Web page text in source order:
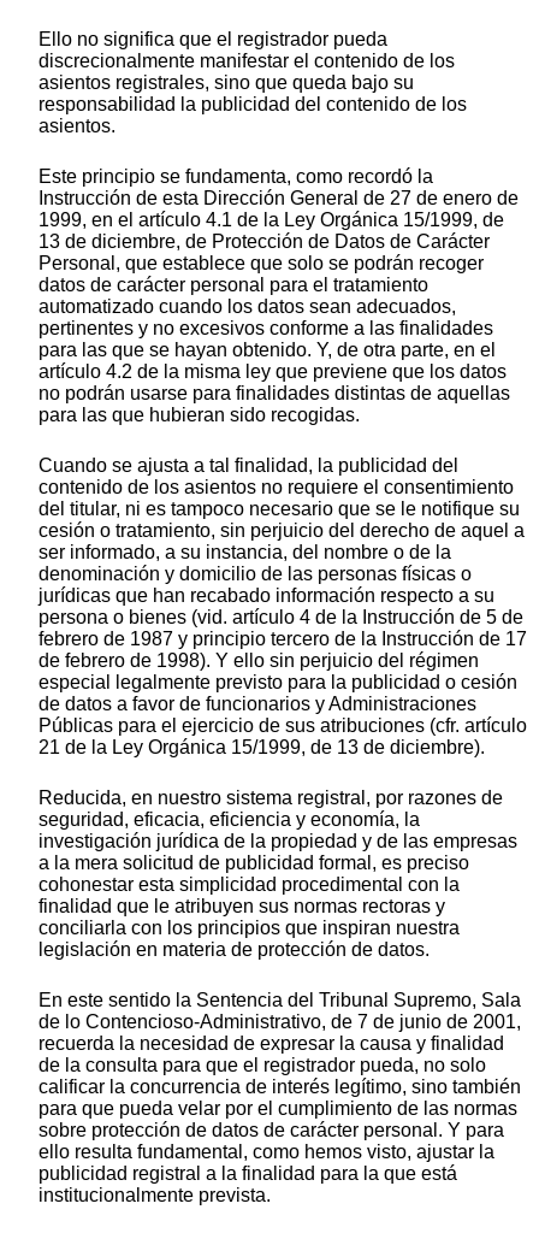
Ello no significa que el registrador pueda
discrecionalmente manifestar el contenido de los
asientos registrales, sino que queda bajo su
responsabilidad la publicidad del contenido de los
asientos.
Este principio se fundamenta, como recordó la
Instrucción de esta Dirección General de 27 de enero de
1999, en el artículo 4.1 de la Ley Orgánica 15/1999, de
13 de diciembre, de Protección de Datos de Carácter
Personal, que establece que solo se podrán recoger
datos de carácter personal para el tratamiento
automatizado cuando los datos sean adecuados,
pertinentes y no excesivos conforme a las finalidades
para las que se hayan obtenido. Y, de otra parte, en el
artículo 4.2 de la misma ley que previene que los datos
no podrán usarse para finalidades distintas de aquellas
para las que hubieran sido recogidas.
Cuando se ajusta a tal finalidad, la publicidad del
contenido de los asientos no requiere el consentimiento
del titular, ni es tampoco necesario que se le notifique su
cesión o tratamiento, sin perjuicio del derecho de aquel a
ser informado, a su instancia, del nombre o de la
denominación y domicilio de las personas físicas o
jurídicas que han recabado información respecto a su
persona o bienes (vid. artículo 4 de la Instrucción de 5 de
febrero de 1987 y principio tercero de la Instrucción de 17
de febrero de 1998). Y ello sin perjuicio del régimen
especial legalmente previsto para la publicidad o cesión
de datos a favor de funcionarios y Administraciones
Públicas para el ejercicio de sus atribuciones (cfr. artículo
21 de la Ley Orgánica 15/1999, de 13 de diciembre).
Reducida, en nuestro sistema registral, por razones de
seguridad, eficacia, eficiencia y economía, la
investigación jurídica de la propiedad y de las empresas
a la mera solicitud de publicidad formal, es preciso
cohonestar esta simplicidad procedimental con la
finalidad que le atribuyen sus normas rectoras y
conciliarla con los principios que inspiran nuestra
legislación en materia de protección de datos.
En este sentido la Sentencia del Tribunal Supremo, Sala
de lo Contencioso-Administrativo, de 7 de junio de 2001,
recuerda la necesidad de expresar la causa y finalidad
de la consulta para que el registrador pueda, no solo
calificar la concurrencia de interés legítimo, sino también
para que pueda velar por el cumplimiento de las normas
sobre protección de datos de carácter personal. Y para
ello resulta fundamental, como hemos visto, ajustar la
publicidad registral a la finalidad para la que está
institucionalmente prevista.